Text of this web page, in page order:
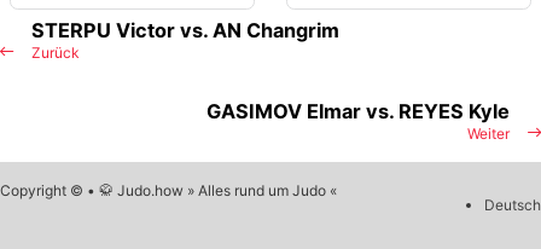
Zurück
STERPU Victor vs. AN Changrim
Weiter
GASIMOV Elmar vs. REYES Kyle
Copyright © • 🥋 Judo.how » Alles rund um Judo «
Deutsch